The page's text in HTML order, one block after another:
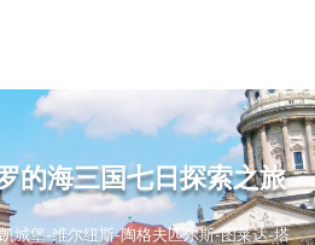
的海三国七日探索之旅
城堡-维尔纽斯-陶格夫匹尔斯-图莱达-塔